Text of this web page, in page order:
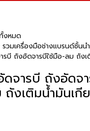
งหมด
รวมเครื่องมือช่างแบรนด์ชั้นนำ
รบี ถังอัดจารบีใช้มือ-ลม ถังเ
ดจารบี ถังอัดจ
ถังเติมน้ำมันเกี